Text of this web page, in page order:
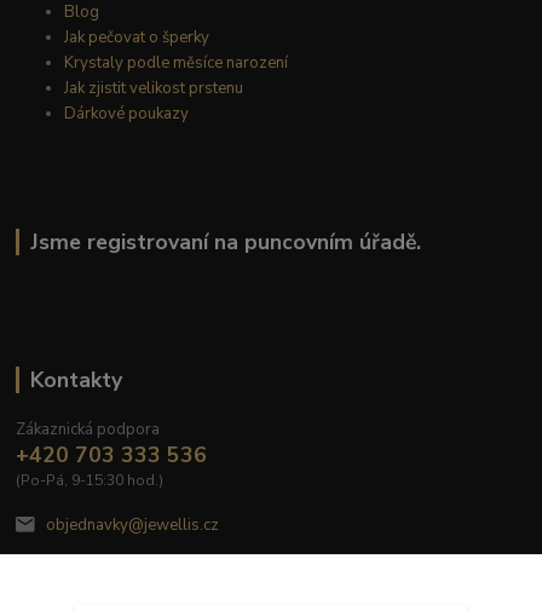
Blog
Jak pečovat o šperky
Krystaly podle měsíce narození
Jak zjistit velikost prstenu
Dárkové poukazy
Jsme registrovaní na puncovním úřadě.
Kontakty
Zákaznická podpora
+420 703 333 536
(Po-Pá, 9-15:30 hod.)
objednavky@jewellis.cz